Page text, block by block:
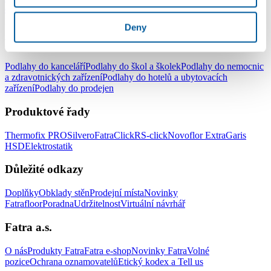
Deny
do ložnicePodlahy do kuchyněPodlahy do koupelnyPodlahy do
Podlahy pro komerční užití
Podlahy do kanceláříPodlahy do škol a školekPodlahy do nemocnic
a zdravotnických zařízeníPodlahy do hotelů a ubytovacích
zařízeníPodlahy do prodejen
Produktové řady
Thermofix PROSilveroFatraClickRS-clickNovoflor ExtraGaris
HSDElektrostatik
Důležité odkazy
DoplňkyObklady stěnProdejní místaNovinky
FatrafloorPoradnaUdržitelnostVirtuální návrhář
Fatra a.s.
O násProdukty FatraFatra e-shopNovinky FatraVolné
poziceOchrana oznamovatelůEtický kodex a Tell us